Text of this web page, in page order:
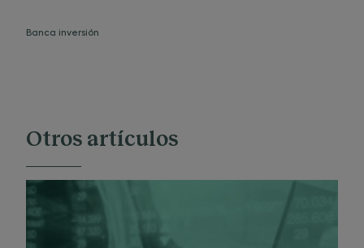
Banca inversión
Otros artículos